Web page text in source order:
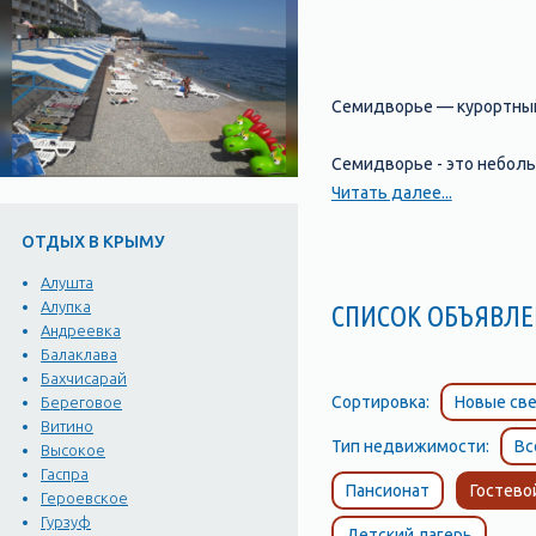
ОТДЫХ В КРЫМУ
Алушта
Алупка
Андреевка
Балаклава
Бахчисарай
Береговое
Витино
Высокое
Гаспра
Героевское
Гурзуф
Семидворье —
Семидворье - это
одним из популярных
Демерджи, которая
всего мира. Также в
насладиться красотами
Читать далее...
СПИСОК
Сортировка: Новые
Тип недвижимости:
Пансионат